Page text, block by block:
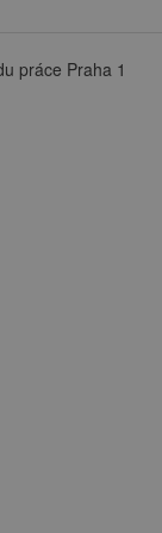
práce Praha 1